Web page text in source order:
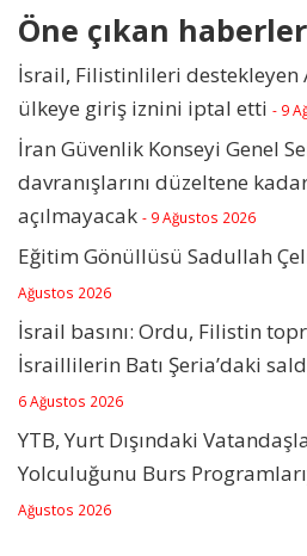
Öne çıkan haberler
İsrail, Filistinlileri destekleyen
ülkeye giriş iznini iptal etti - 9
İran Güvenlik Konseyi Genel
davranışlarını düzeltene
açılmayacak - 9 Ağustos 2026
Eğitim Gönüllüsü Sadullah
Ağustos 2026
İsrail basını: Ordu, Filistin
İsraillilerin Batı Şeria’daki
6 Ağustos 2026
YTB, Yurt Dışındaki
Yolculuğunu Burs
Ağustos 2026